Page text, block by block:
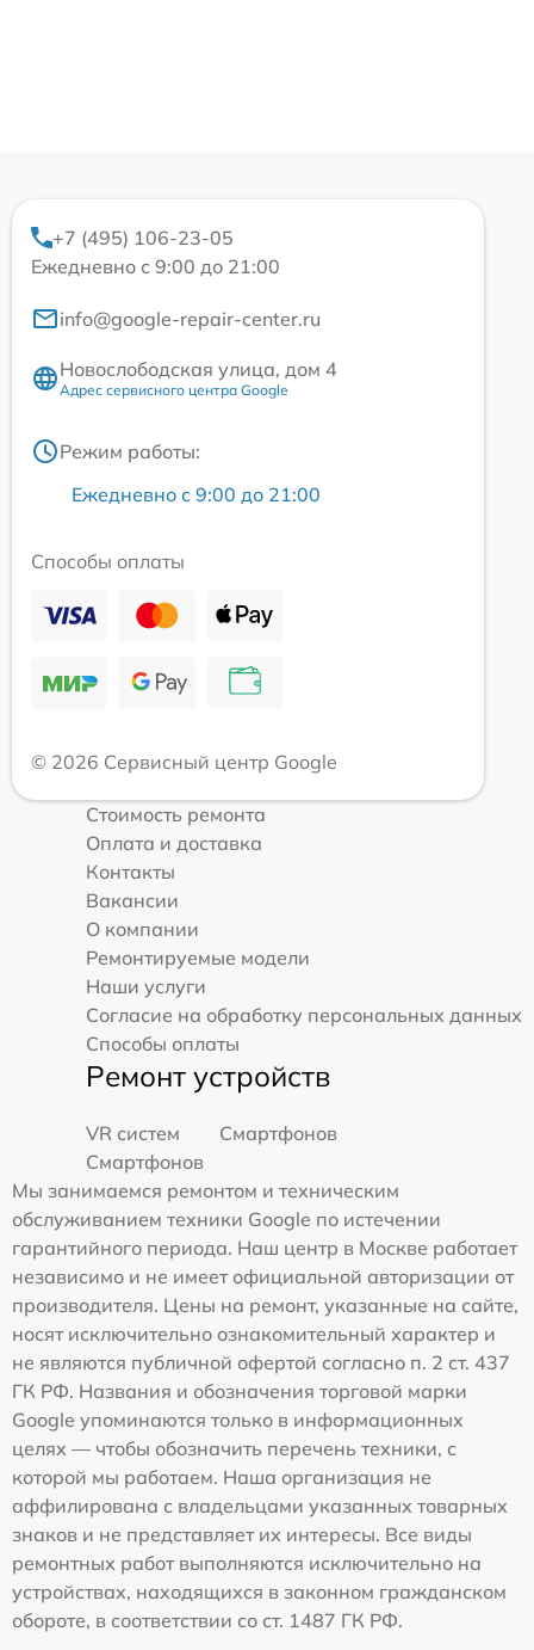
+7 (495) 106-23-05
Ежедневно с 9:00 до 21:00
info@google-repair-center.ru
Новослободская улица, дом 4
Адрес сервисного центра Google
Режим работы:
Ежедневно с 9:00 до 21:00
Способы оплаты
© 2026 Сервисный центр Google
Стоимость ремонта
Оплата и доставка
Контакты
Вакансии
О компании
Ремонтируемые модели
Наши услуги
Согласие на обработку персональных данных
Способы оплаты
Ремонт устройств
VR систем
Смартфонов
Смартфонов
Мы занимаемся ремонтом и техническим
обслуживанием техники Google по истечении
гарантийного периода. Наш центр в Москве работает
независимо и не имеет официальной авторизации от
производителя. Цены на ремонт, указанные на сайте,
носят исключительно ознакомительный характер и
не являются публичной офертой согласно п. 2 ст. 437
ГК РФ. Названия и обозначения торговой марки
Google упоминаются только в информационных
целях — чтобы обозначить перечень техники, с
которой мы работаем. Наша организация не
аффилирована с владельцами указанных товарных
знаков и не представляет их интересы. Все виды
ремонтных работ выполняются исключительно на
устройствах, находящихся в законном гражданском
обороте, в соответствии со ст. 1487 ГК РФ.